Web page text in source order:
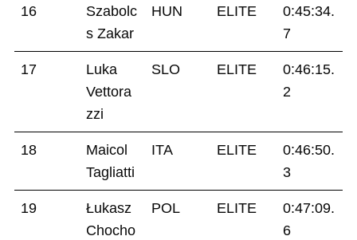
16
Szabolc
s Zakar
HUN ELITE
0:45:34.
7
17
Luka
Vettora
zzi
SLO ELITE
0:46:15.
2
18
Maicol
Tagliatti
ITA ELITE
0:46:50.
3
19
Łukasz
Chocho
POL ELITE
0:47:09.
6